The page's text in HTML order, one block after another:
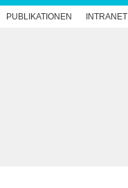
PUBLIKATIONEN INTRANET